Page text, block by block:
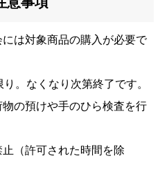
は対象商品の購入が必要で
。なくなり次第終了です。
の預けや手のひら検査を行
（許可された時間を除